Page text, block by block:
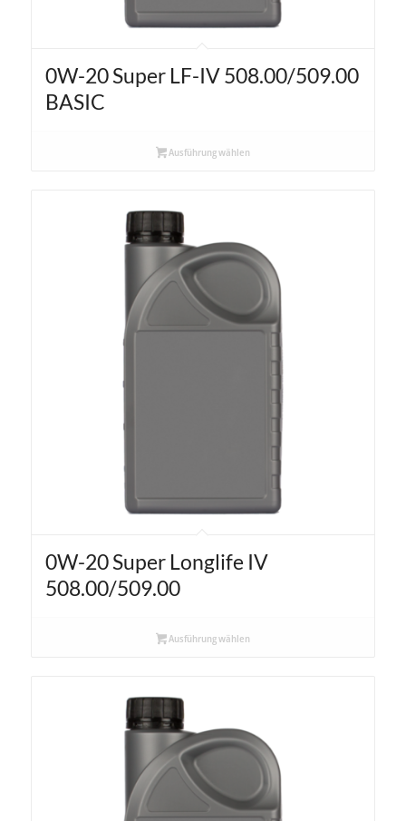
0W-20 Super LF-IV 508.00/509.00
BASIC
Ausführung wählen
0W-20 Super Longlife IV
508.00/509.00
Ausführung wählen